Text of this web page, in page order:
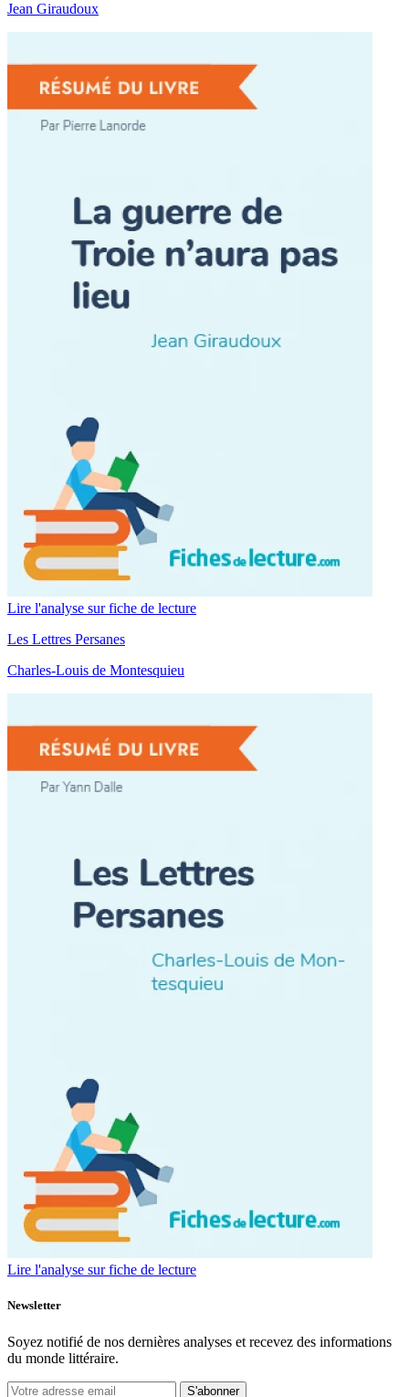
Jean Giraudoux
Lire l'analyse sur fiche de lecture
Les Lettres Persanes
Charles-Louis de Montesquieu
Lire l'analyse sur fiche de lecture
Newsletter
Soyez notifié de nos dernières analyses et recevez des informations
du monde littéraire.
S'abonner